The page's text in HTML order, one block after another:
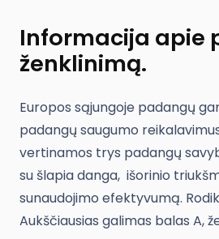
Informacija apie
ženklinimą.
Europos sąjungoje padangų
padangų saugumo
vertinamos trys padangų
su šlapia danga, išorinio
sunaudojimo efektyvumą.
Aukščiausias galimas balas A,